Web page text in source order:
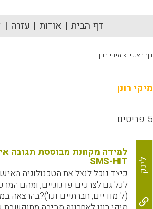
דף הבית אודות עזרה
דף ראשי › מיקי רונן
מיקי רונן
5 פריטים
לינק
למידה מקוונת מבוססת תגובה
SMS-HIT
כיצד נוכל לנצל את הטכנולוגיה
לכל גם לצרכים פדגוגיים, ומהם
(לימודיים, חברתיים וכו')?בהרצאה